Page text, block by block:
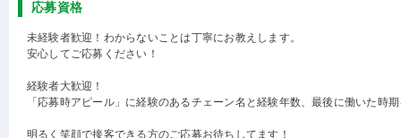
応募資格
未経験者歓迎！わからないことは丁寧にお教えします。
安心してご応募ください！
経験者大歓迎！
「応募時アピール」に経験のあるチェーン名と経験年数、最後に働いた時
明るく笑顔で接客できる方のご応募お待ちしてます！